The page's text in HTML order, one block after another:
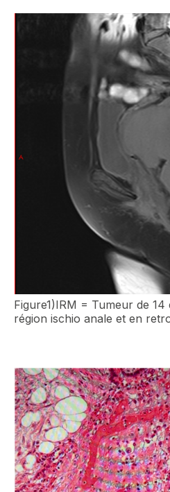
Figure1)IRM = Tumeur de
région ischio anale et en